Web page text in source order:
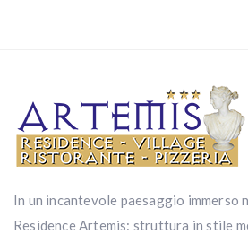
In un incantevole paesaggio immerso
Residence Artemis: struttura in stile